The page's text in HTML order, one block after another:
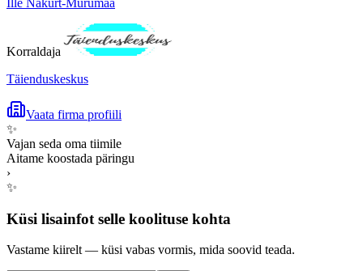
Korraldaja
Täienduskeskus
Vaata firma profiili
✨
Vajan seda oma tiimile
Aitame koostada päringu
›
✨
Küsi lisainfot selle koolituse kohta
Vastame kiirelt — küsi vabas vormis, mida soovid teada.